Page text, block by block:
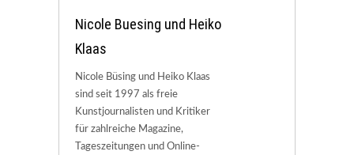
Nicole Buesing und Heiko
Klaas
Nicole Büsing und Heiko Klaas
sind seit 1997 als freie
Kunstjournalisten und Kritiker
für zahlreiche Magazine,
Tageszeitungen und Online-